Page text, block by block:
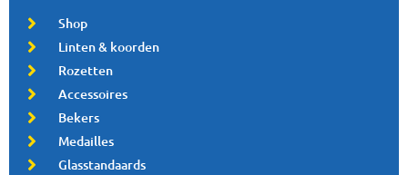
Shop
Linten & koorden
Rozetten
Accessoires
Bekers
Medailles
Glasstandaards